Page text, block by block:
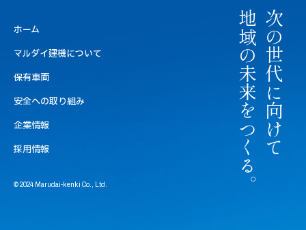
ホーム
マルダイ建機について
保有車両
安全への取り組み
企業情報
採用情報
© 2024 Marudai-kenki Co., Ltd.
次の世代に向けて
地域の未来をつくる。